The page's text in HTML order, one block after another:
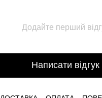
Додайте перший
Написати відгук